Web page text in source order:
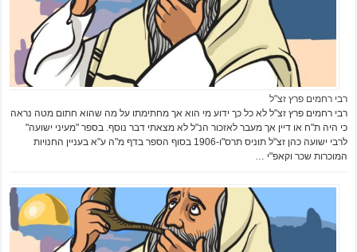
רבי רחמים פרץ זצ"ל
רבי רחמים פרץ זצ"ל לא כל כך ידוע מי הוא אך מחתימתו על מה שהוא חתום מטה נראה
כי היה ת"ח או דיין אך מעבר לאזכור הנ"ל לא מצאתי דבר נוסף. בספר "מעיני ישועה"
לרבי ישועה כהן זצ"ל תוניס תרס"ו-1906 בסוף הספר בדף מ"ה ע"א בעניין החנויות
המוכרות שכר וקאפ"י …